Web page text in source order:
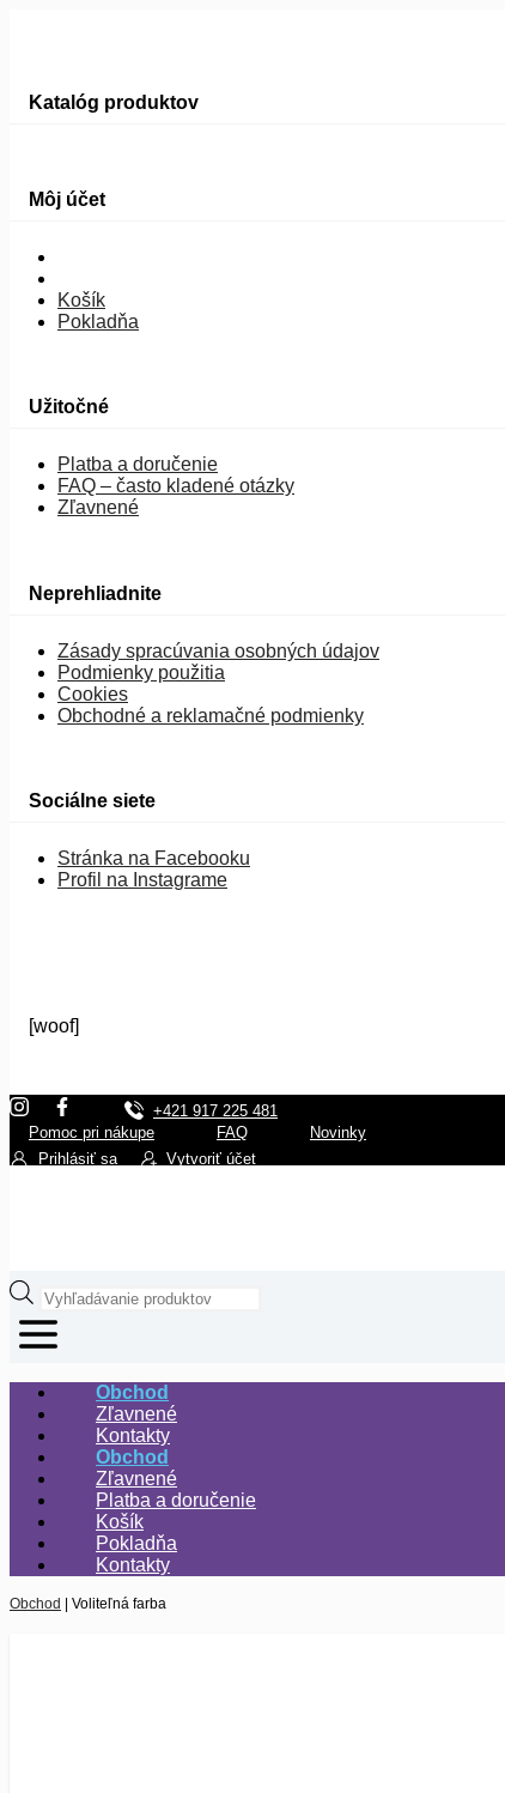
Katalóg produktov
Môj účet
Košík
Pokladňa
Užitočné
Platba a doručenie
FAQ – často kladené otázky
Zľavnené
Neprehliadnite
Zásady spracúvania osobných údajov
Podmienky použitia
Cookies
Obchodné a reklamačné podmienky
Sociálne siete
Stránka na Facebooku
Profil na Instagrame
[woof]
+421 917 225 481
Pomoc pri nákupe
FAQ
Novinky
Prihlásiť sa
Vytvoriť účet
Products
search
Obchod
Zľavnené
Kontakty
Obchod
Zľavnené
Platba a doručenie
Košík
Pokladňa
Kontakty
Obchod | Voliteľná farba